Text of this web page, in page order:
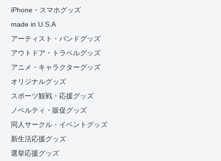
iPhone・スマホグッズ
made in U.S.A
アーティスト・バンドグッズ
アウトドア・トラベルグッズ
アニメ・キャラクターグッズ
オリジナルグッズ
スポーツ観戦・応援グッズ
ノベルティ・販促グッズ
同人サークル・イベントグッズ
新生活応援グッズ
選挙応援グッズ